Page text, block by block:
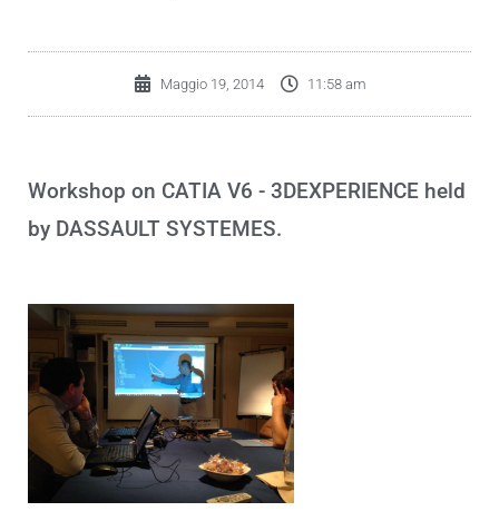
Maggio 19, 2014 11:58 am
Workshop on CATIA V6 - 3DEXPERIENCE held
by DASSAULT SYSTEMES.